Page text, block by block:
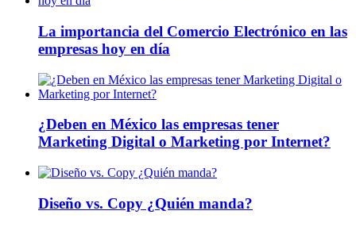
La importancia del Comercio Electrónico en las
empresas hoy en día
¿Deben en México las empresas tener
Marketing Digital o Marketing por Internet?
Diseño vs. Copy ¿Quién manda?